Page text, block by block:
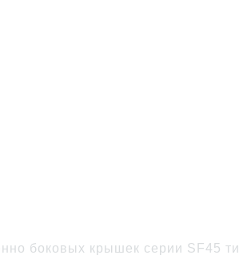
боковых крышек серии SF45